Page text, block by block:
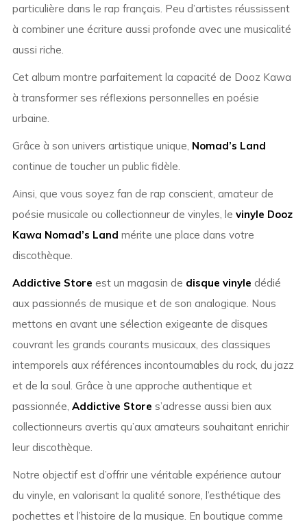
particulière dans le rap français. Peu d’artistes réussissent
à combiner une écriture aussi profonde avec une musicalité
aussi riche.
Cet album montre parfaitement la capacité de Dooz Kawa
à transformer ses réflexions personnelles en poésie
urbaine.
Grâce à son univers artistique unique, Nomad’s Land
continue de toucher un public fidèle.
Ainsi, que vous soyez fan de rap conscient, amateur de
poésie musicale ou collectionneur de vinyles, le vinyle Dooz
Kawa Nomad’s Land mérite une place dans votre
discothèque.
Addictive Store est un magasin de disque vinyle dédié
aux passionnés de musique et de son analogique. Nous
mettons en avant une sélection exigeante de disques
couvrant les grands courants musicaux, des classiques
intemporels aux références incontournables du rock, du jazz
et de la soul. Grâce à une approche authentique et
passionnée, Addictive Store s’adresse aussi bien aux
collectionneurs avertis qu’aux amateurs souhaitant enrichir
leur discothèque.
Notre objectif est d’offrir une véritable expérience autour
du vinyle, en valorisant la qualité sonore, l’esthétique des
pochettes et l’histoire de la musique. En boutique comme